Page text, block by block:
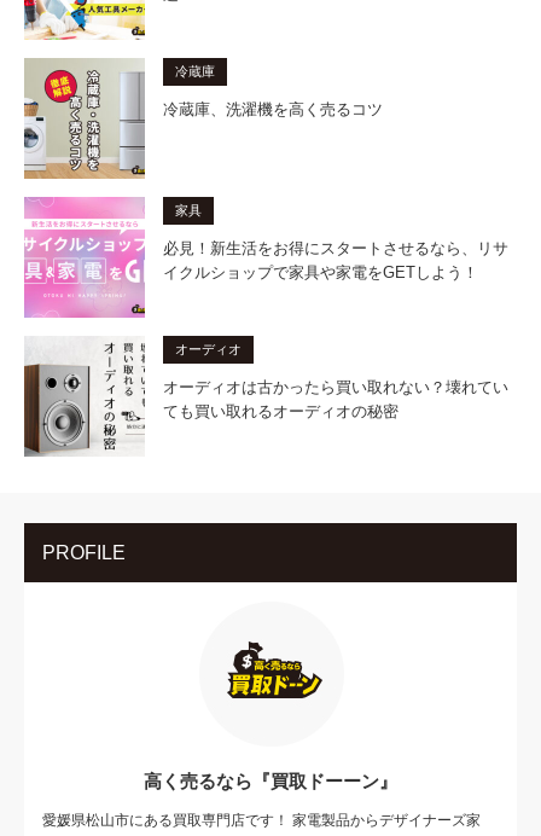
冷蔵庫
冷蔵庫、洗濯機を高く売るコツ
家具
必見！新生活をお得にスタートさせるなら、リサ
イクルショップで家具や家電をGETしよう！
オーディオ
オーディオは古かったら買い取れない？壊れてい
ても買い取れるオーディオの秘密
PROFILE
高く売るなら『買取ドーーン』
愛媛県松山市にある買取専門店です！ 家電製品からデザイナーズ家